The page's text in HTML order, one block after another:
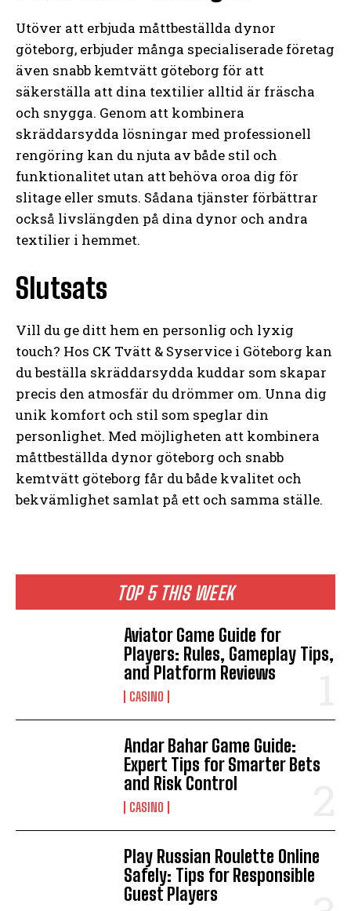
TOP 5 THIS WEEK
Aviator Game Guide for
Players: Rules, Gameplay Tips,
and Platform Reviews
CASINO
Andar Bahar Game Guide:
Expert Tips for Smarter Bets
and Risk Control
CASINO
Play Russian Roulette Online
Safely: Tips for Responsible
Guest Players
Utöver att erbjuda måttbeställda dynor
göteborg, erbjuder många specialiserade företag
även snabb kemtvätt göteborg för att
säkerställa att dina textilier alltid är fräscha
och snygga. Genom att kombinera
skräddarsydda lösningar med professionell
rengöring kan du njuta av både stil och
funktionalitet utan att behöva oroa dig för
slitage eller smuts. Sådana tjänster förbättrar
också livslängden på dina dynor och andra
textilier i hemmet.
Slutsats
Vill du ge ditt hem en personlig och lyxig
touch? Hos CK Tvätt & Syservice i Göteborg kan
du beställa skräddarsydda kuddar som skapar
precis den atmosfär du drömmer om. Unna dig
unik komfort och stil som speglar din
personlighet. Med möjligheten att kombinera
måttbeställda dynor göteborg och snabb
kemtvätt göteborg får du både kvalitet och
bekvämlighet samlat på ett och samma ställe.